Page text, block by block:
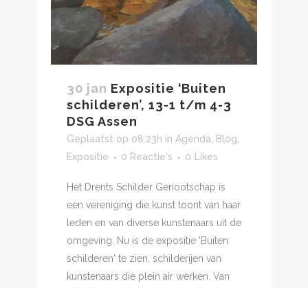
30 jan Expositie ‘Buiten
schilderen’, 13-1 t/m 4-3
DSG Assen
Geplaatst op 08:23h in Agenda, Blog,
Expositie
0 Reactie's 0 Likes
Het Drents Schilder Genootschap is
een vereniging die kunst toont van haar
leden en van diverse kunstenaars uit de
omgeving. Nu is de expositie 'Buiten
schilderen' te zien, schilderijen van
kunstenaars die plein air werken. Van